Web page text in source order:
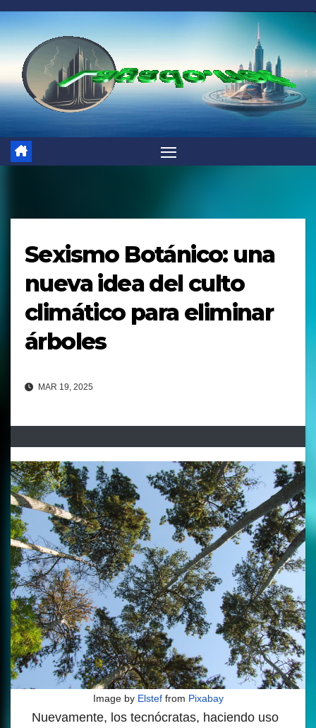
Saltar
al
contenido
Sexismo Botánico: una
nueva idea del culto
climático para eliminar
árboles
MAR 19, 2025
Image by Elsteffrom Pixabay
Nuevamente, los tecnócratas, haciendo uso